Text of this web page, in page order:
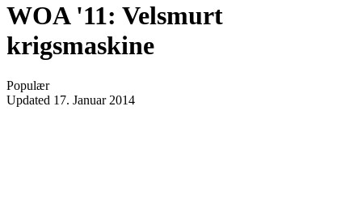
WOA '11: Velsmurt
krigsmaskine
Populær
Updated 17. Januar 2014